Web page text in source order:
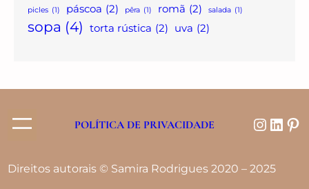
picles (1) páscoa (2) pêra (1) romã (2) salada (1)
sopa (4) torta rústica (2) uva (2)
POLÍTICA DE PRIVACIDADE
Direitos autorais © Samira Rodrigues 2020 – 2025